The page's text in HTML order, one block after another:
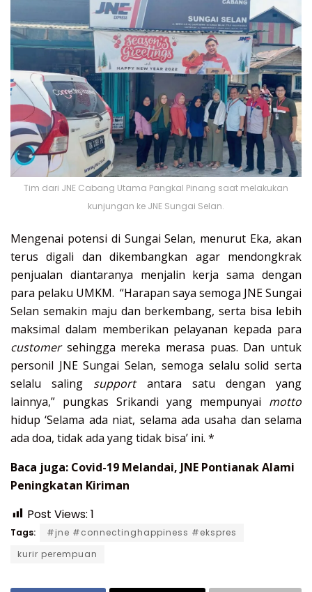
Tim dari JNE Cabang Utama Pangkal Pinang saat melakukan
kunjungan ke JNE Sungai Selan.
Mengenai potensi di Sungai Selan, menurut Eka, akan
terus digali dan dikembangkan agar mendongkrak
penjualan diantaranya menjalin kerja sama dengan
para pelaku UMKM. “Harapan saya semoga JNE Sungai
Selan semakin maju dan berkembang, serta bisa lebih
maksimal dalam memberikan pelayanan kepada para
customersehingga mereka merasa puas. Dan untuk
personil JNE Sungai Selan, semoga selalu solid serta
selalu saling supportantara satu dengan yang
lainnya,” pungkas Srikandi yang mempunyai motto
hidup ‘Selama ada niat, selama ada usaha dan selama
ada doa, tidak ada yang tidak bisa’ ini. *
Baca juga: Covid-19 Melandai, JNE Pontianak Alami
Peningkatan Kiriman
Post Views: 1
Tags:
#jne #connectinghappiness #ekspres
kurir perempuan